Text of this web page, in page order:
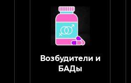
Возбудители и
БАДы